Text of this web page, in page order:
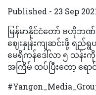
Published - 23 Sep
မြန်မာနိုင်ငံတော် ဗဟို
ဈေးနှုန်းကျဆင်းဖို့ ရည်
မေရိကန်ဒေါ်လာ ၅ သန်း
အကြိမ် ထပ်ပြီးတော့ ရေ